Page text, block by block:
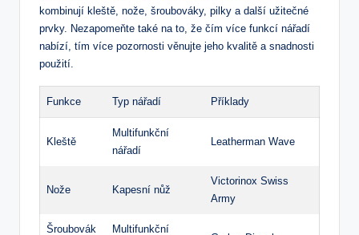
kombinují kleště, ⁢nože, šroubováky, pilky ⁣a‍ další užitečné
⁤prvky. Nezapomeňte ⁢také na to, že ‍čím více funkcí⁢ nářadí
nabízí, tím více ⁤pozornosti věnujte‌ jeho kvalitě a snadnosti
použití.
Funkce Typ nářadí Příklady
Kleště
Multifunkční
nářadí
Leatherman Wave
Nože Kapesní nůž
Victorinox Swiss
Army
Šroubovák
Multifunkční⁣